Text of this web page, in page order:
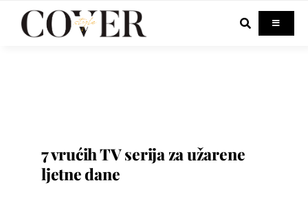
Toggle
7 vrućih TV serija za užarene
ljetne dane